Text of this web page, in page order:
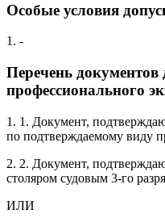
Особые условия
1. -
Перечень
профессионального
1. 1. Документ,
по подтверждаемому виду
2. 2. Документ,
столяром судовым 3-го
ИЛИ